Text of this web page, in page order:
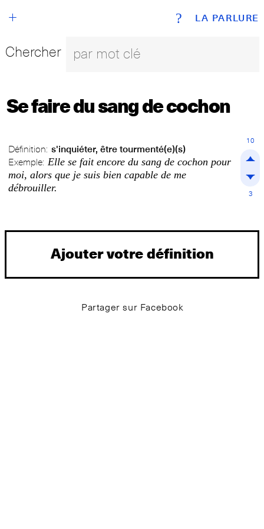
LA PARLURE
+ ?
Chercher
Se faire du sang de cochon
Définition: s'inquiéter, être tourmenté(e)(s)
Exemple: Elle se fait encore du sang de cochon pour
moi, alors que je suis bien capable de me
débrouiller.
10
3
Ajouter votre définition
Partager sur Facebook